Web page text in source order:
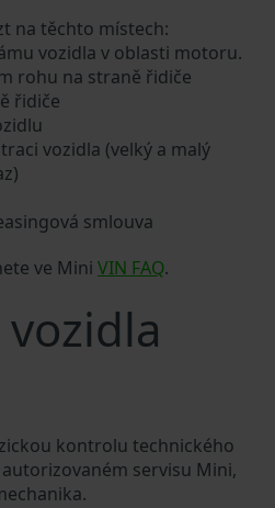
na těchto místech:
vozidla v oblasti motoru.
rohu na straně řidiče
řidiče
vozidla (velký a malý
smlouva
ve Mini VIN FAQ.
kontrolu technického
servisu Mini,